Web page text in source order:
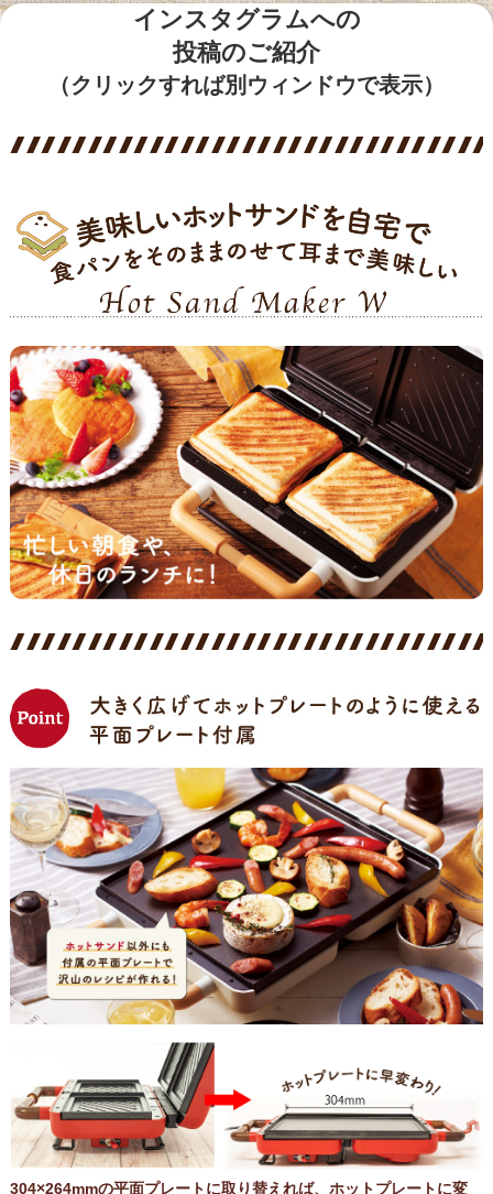
インスタグラムへの
投稿のご紹介
（クリックすれば別ウィンドウで表示）
304×264mmの平面プレートに取り替えれば、ホットプレートに変